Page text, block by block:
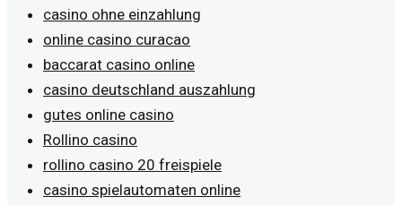
casino ohne einzahlung
online casino curacao
baccarat casino online
casino deutschland auszahlung
gutes online casino
Rollino casino
rollino casino 20 freispiele
casino spielautomaten online